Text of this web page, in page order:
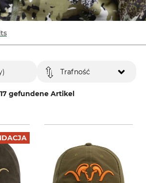
17 gefundene Artikel
Trafność